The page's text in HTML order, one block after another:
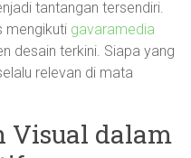
tantangan tersendiri.
mengikuti gavaramedia
desain terkini. Siapa yang
relevan di mata
Visual dalam